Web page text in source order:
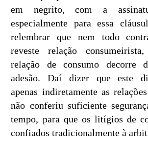
em negrito, com a
especialmente para essa
relembrar que nem todo
reveste relação
relação de consumo decorre
adesão. Daí dizer que este
apenas indiretamente as
não conferiu suficiente
tempo, para que os litígios de
confiados tradicionalmente à